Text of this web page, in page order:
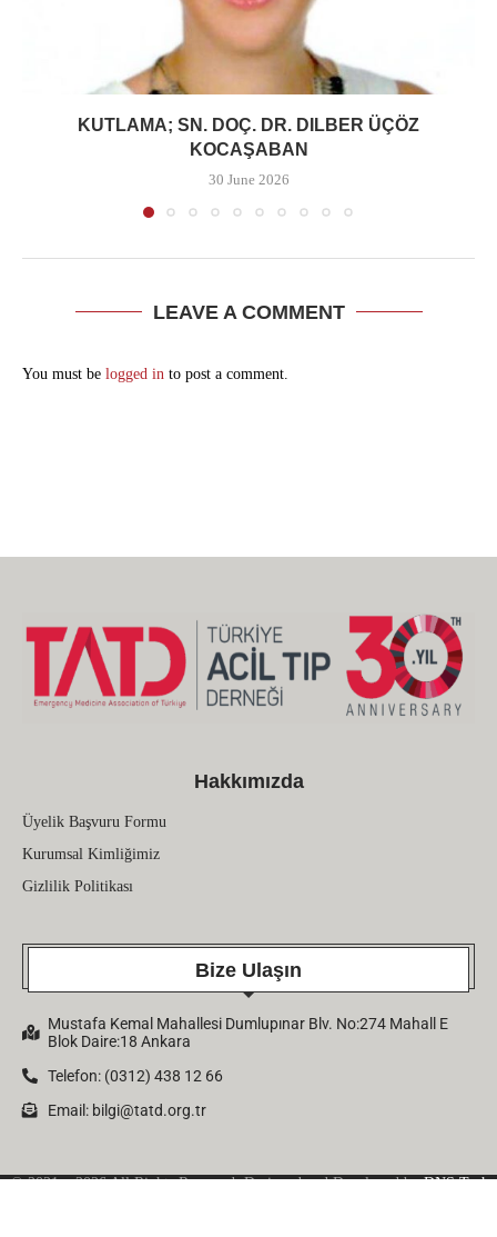
KUTLAMA; SN. DOÇ. DR. DILBER ÜÇÖZ
KOCAŞABAN
30 June 2026
LEAVE A COMMENT
You must be logged in to post a comment.
Hakkımızda
Üyelik Başvuru Formu
Kurumsal Kimliğimiz
Gizlilik Politikası
Bize Ulaşın
Mustafa Kemal Mahallesi Dumlupınar Blv. No:274 Mahall E
Blok Daire:18 Ankara
Telefon: (0312) 438 12 66
Email: bilgi@tatd.org.tr
© 2021 – 2026 All Rights Reserved. Designed and Developed byDNS Tech